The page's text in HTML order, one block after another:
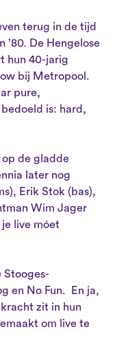
terug in de tijd
’80. De Hengelose
hun 40-jarig
bij Metropool.
pure,
is: hard,
de gladde
later nog
Erik Stok (bas),
Wim Jager
live móet
Stooges-
en No Fun. En ja,
zit in hun
om live te